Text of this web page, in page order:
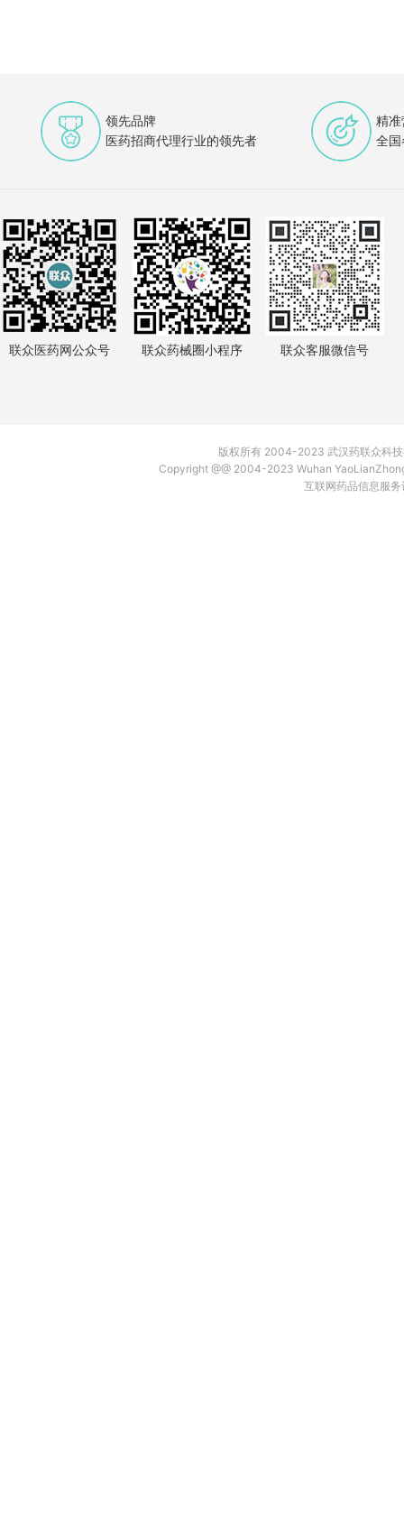
领先品牌
医药招商代理行业的领先者
精
全
联众医药网公众号 联众药械圈小程序 联众客服微信号
版权所有 2004-2023 武汉药联众科
Copyright @@ 2004-2023 Wuhan
互联网药品信息服